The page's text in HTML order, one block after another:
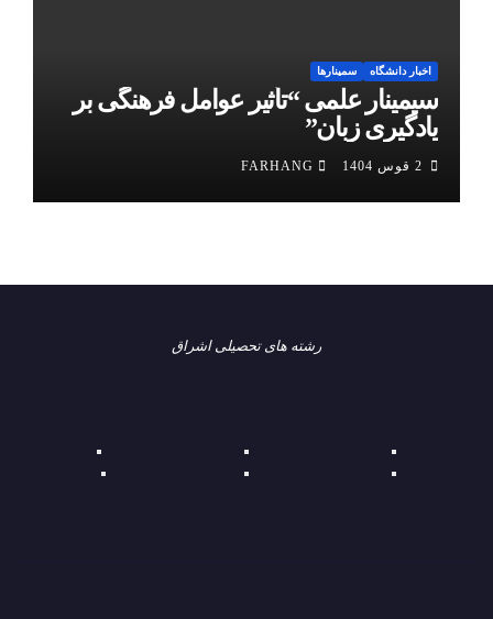
اخبار دانشگاه سمینارها
سیمینار علمی “تأثیر عوامل فرهنگی بر
یادگیری زبان”
2 قوس 1404 FARHANG
رشته های تحصیلی اشراق